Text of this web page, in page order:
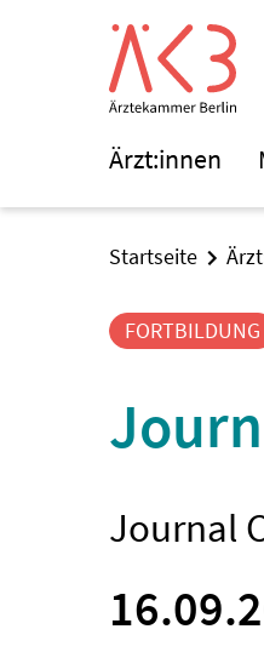
Ärzt:innen
Startseite
FORTBILDUNG
Journal